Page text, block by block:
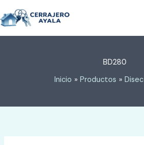
al
contenido
BD280
Inicio
Productos Disec